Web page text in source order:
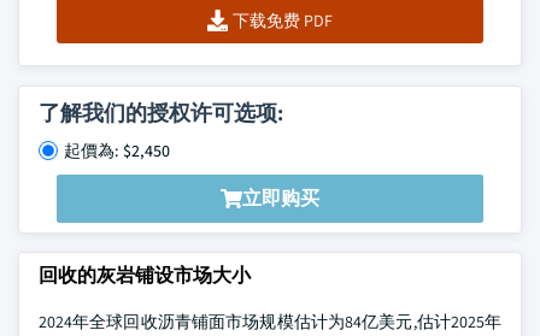
下载免费 PDF
了解我们的授权许可选项:
起價為: $2,450
立即购买
回收的灰岩铺设市场大小
2024年全球回收沥青铺面市场规模估计为84亿美元,估计2025年